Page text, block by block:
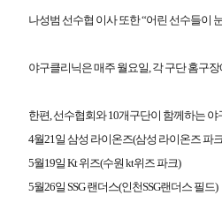
나성범 선수협 이사 또한 “어린 선수들이
야구클리닉은 매주 월요일, 각 구단 홈구
한편, 선수협회와 10개구단이 함께하는 야
4월21일 삼성 라이온즈(삼성 라이온즈 파
5월19일 Kt위즈(수원 kt위즈 파크)
5월26일 SSG랜더스(인천SSG랜더스 필드)